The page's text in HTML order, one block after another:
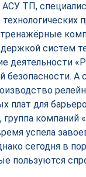
ТП,
систем
деятельности
безопасности. А
плат для
компаний
успела
сегодня в
пользуются